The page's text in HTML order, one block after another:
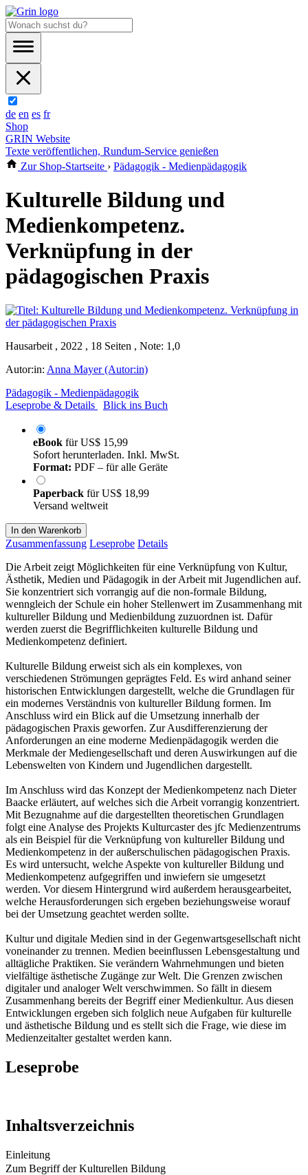
de en es fr
Shop
GRIN Website
Texte veröffentlichen, Rundum-Service genießen
Zur Shop-Startseite › Pädagogik - Medienpädagogik
Kulturelle Bildung und
Medienkompetenz.
Verknüpfung in der
pädagogischen Praxis
Hausarbeit , 2022 , 18 Seiten , Note: 1,0
Autor:in: Anna Mayer (Autor:in)
Pädagogik - Medienpädagogik
Leseprobe & Details
Blick ins Buch
eBook fürUS$ 15,99
Sofort herunterladen. Inkl. MwSt.
Format: PDF – für alle Geräte
Paperback fürUS$ 18,99
Versand weltweit
In den Warenkorb
Zusammenfassung Leseprobe Details
Die Arbeit zeigt Möglichkeiten für eine Verknüpfung von Kultur,
Ästhetik, Medien und Pädagogik in der Arbeit mit Jugendlichen auf.
Sie konzentriert sich vorrangig auf die non-formale Bildung,
wenngleich der Schule ein hoher Stellenwert im Zusammenhang mit
kultureller Bildung und Medienbildung zuzuordnen ist. Dafür
werden zuerst die Begrifflichkeiten kulturelle Bildung und
Medienkompetenz definiert.
Kulturelle Bildung erweist sich als ein komplexes, von
verschiedenen Strömungen geprägtes Feld. Es wird anhand seiner
historischen Entwicklungen dargestellt, welche die Grundlagen für
ein modernes Verständnis von kultureller Bildung formen. Im
Anschluss wird ein Blick auf die Umsetzung innerhalb der
pädagogischen Praxis geworfen. Zur Ausdifferenzierung der
Anforderungen an eine moderne Medienpädagogik werden die
Merkmale der Mediengesellschaft und deren Auswirkungen auf die
Lebenswelten von Kindern und Jugendlichen dargestellt.
Im Anschluss wird das Konzept der Medienkompetenz nach Dieter
Baacke erläutert, auf welches sich die Arbeit vorrangig konzentriert.
Mit Bezugnahme auf die dargestellten theoretischen Grundlagen
folgt eine Analyse des Projekts Kulturcaster des jfc Medienzentrums
als ein Beispiel für die Verknüpfung von kultureller Bildung und
Medienkompetenz in der außerschulischen pädagogischen Praxis.
Es wird untersucht, welche Aspekte von kultureller Bildung und
Medienkompetenz aufgegriffen und inwiefern sie umgesetzt
werden. Vor diesem Hintergrund wird außerdem herausgearbeitet,
welche Herausforderungen sich ergeben beziehungsweise worauf
bei der Umsetzung geachtet werden sollte.
Kultur und digitale Medien sind in der Gegenwartsgesellschaft nicht
voneinander zu trennen. Medien beeinflussen Lebensgestaltung und
alltägliche Praktiken. Sie verändern Wahrnehmungen und bieten
vielfältige ästhetische Zugänge zur Welt. Die Grenzen zwischen
digitaler und analoger Welt verschwimmen. So fällt in diesem
Zusammenhang bereits der Begriff einer Medienkultur. Aus diesen
Entwicklungen ergeben sich folglich neue Aufgaben für kulturelle
und ästhetische Bildung und es stellt sich die Frage, wie diese im
Medienzeitalter gestaltet werden kann.
Leseprobe
Inhaltsverzeichnis
Einleitung
Zum Begriff der Kulturellen Bildung